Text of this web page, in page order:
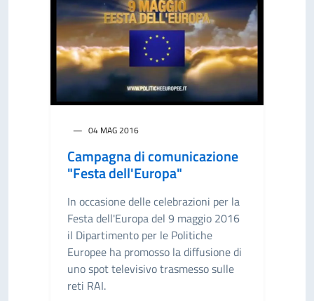
04 MAG 2016
Campagna di comunicazione
"Festa dell'Europa"
In occasione delle celebrazioni per la
Festa dell'Europa del 9 maggio 2016
il Dipartimento per le Politiche
Europee ha promosso la diffusione di
uno spot televisivo trasmesso sulle
reti RAI.